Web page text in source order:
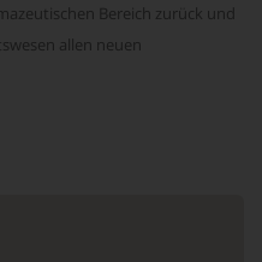
Bereich zurück und
allen neuen